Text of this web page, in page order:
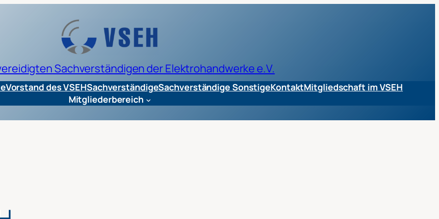
Sachverständigen der Elektrohandwerke e.V.
Vorstand des VSEHSachverständigeSachverständige SonstigeKontaktMitgliedschaft im VSEH
Mitgliederbereich